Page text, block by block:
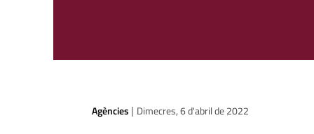
Agències | Dimecres, 6 d'abril de 2022